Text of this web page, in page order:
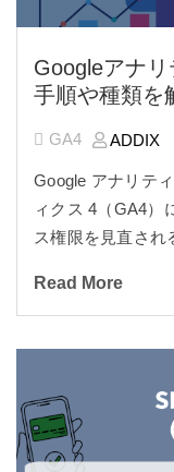
Googleアナ
手順や種類を
GA4 ADDIX
Google アナリテ
ィクス 4（GA4）
ス権限を見直され
Read More